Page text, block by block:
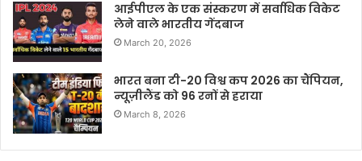
आईपीएल के एक संस्करण में सर्वाधिक विकेट
लेने वाले भारतीय गेंदबाज
March 20, 2026
भारत बना टी-20 विश्व कप 2026 का चैंपियन,
न्यूज़ीलैंड को 96 रनों से हराया
March 8, 2026